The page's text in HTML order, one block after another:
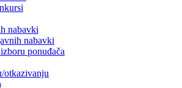
nabavki
nabavki
ponuđača
otkazivanju